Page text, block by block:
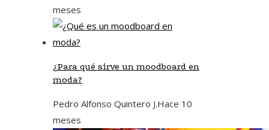
meses
¿Para qué sirve un moodboard en
moda?
Pedro Alfonso Quintero J.Hace 10
meses